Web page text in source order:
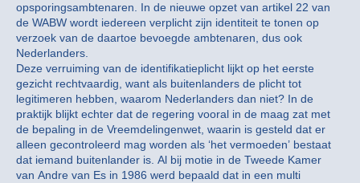
opsporingsambtenaren. In de nieuwe opzet van artikel 22 van
de WABW wordt iedereen verplicht zijn identiteit te tonen op
verzoek van de daartoe bevoegde ambtenaren, dus ook
Nederlanders.
Deze verruiming van de identifikatieplicht lijkt op het eerste
gezicht rechtvaardig, want als buitenlanders de plicht tot
legitimeren hebben, waarom Nederlanders dan niet? In de
praktijk blijkt echter dat de regering vooral in de maag zat met
de bepaling in de Vreemdelingenwet, waarin is gesteld dat er
alleen gecontroleerd mag worden als ‘het vermoeden’ bestaat
dat iemand buitenlander is. Al bij motie in de Tweede Kamer
van Andre van Es in 1986 werd bepaald dat in een multi